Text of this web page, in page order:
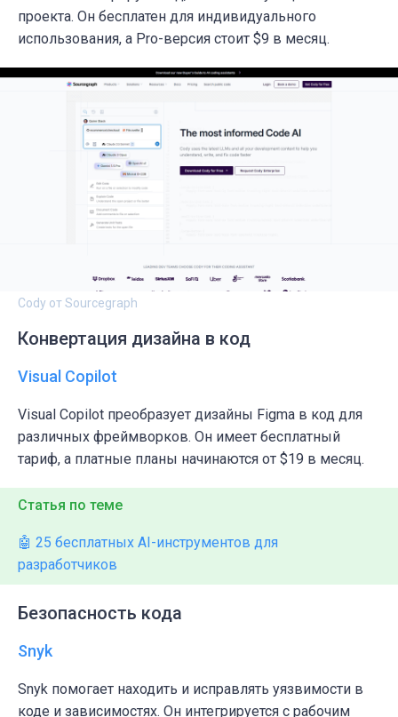
проекта. Он бесплатен для индивидуального
использования, а Pro-версия стоит $9 в месяц.
Cody от Sourcegraph
Конвертация дизайна в код
Visual Copilot
Visual Copilot преобразует дизайны Figma в код для
различных фреймворков. Он имеет бесплатный
тариф, а платные планы начинаются от $19 в месяц.
Статья по теме
🤖 25 бесплатных AI-инструментов для
разработчиков
Безопасность кода
Snyk
Snyk помогает находить и исправлять уязвимости в
коде и зависимостях. Он интегрируется с рабочим